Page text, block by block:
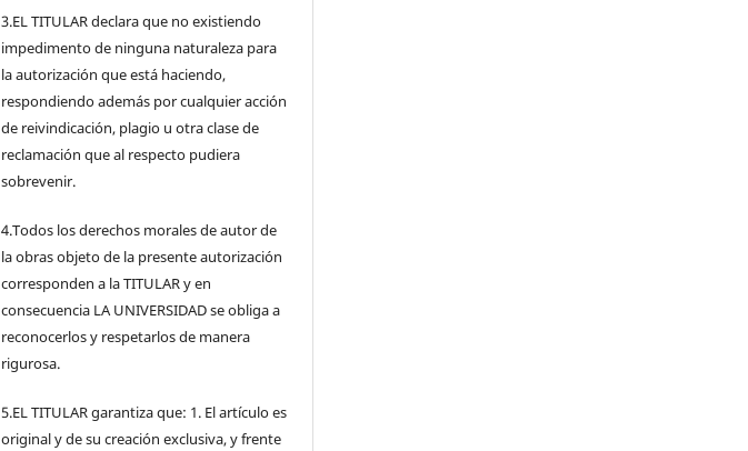
3.EL TITULAR declara que no existiendo
impedimento de ninguna naturaleza para
la autorización que está haciendo,
respondiendo además por cualquier acción
de reivindicación, plagio u otra clase de
reclamación que al respecto pudiera
sobrevenir.
4.Todos los derechos morales de autor de
la obras objeto de la presente autorización
corresponden a la TITULAR y en
consecuencia LA UNIVERSIDAD se obliga a
reconocerlos y respetarlos de manera
rigurosa.
5.EL TITULAR garantiza que: 1. El artículo es
original y de su creación exclusiva, y frente